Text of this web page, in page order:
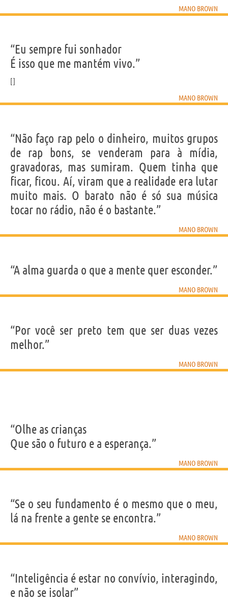
MANO BROWN
“Eu sempre fui sonhador
É isso que me mantém vivo.”
MANO BROWN
“Não faço rap pelo o dinheiro, muitos grupos
de rap bons, se venderam para à mídia,
gravadoras, mas sumiram. Quem tinha que
ficar, ficou. Aí, viram que a realidade era lutar
muito mais. O barato não é só sua música
tocar no rádio, não é o bastante.”
MANO BROWN
“A alma guarda o que a mente quer esconder.”
MANO BROWN
“Por você ser preto tem que ser duas vezes
melhor.”
MANO BROWN
“Olhe as crianças
Que são o futuro e a esperança.”
MANO BROWN
“Se o seu fundamento é o mesmo que o meu,
lá na frente a gente se encontra.”
MANO BROWN
“Inteligência é estar no convívio, interagindo,
e não se isolar”